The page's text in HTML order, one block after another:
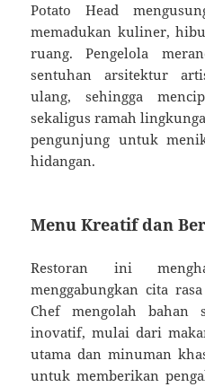
Potato Head
memadukan kuliner,
ruang. Pengelola
sentuhan arsitektur
ulang, sehingga
sekaligus ramah
pengunjung untuk
hidangan.
Menu Kreatif dan
Restoran ini
menggabungkan cita
Chef mengolah bahan
inovatif, mulai dari
utama dan minuman
untuk memberikan